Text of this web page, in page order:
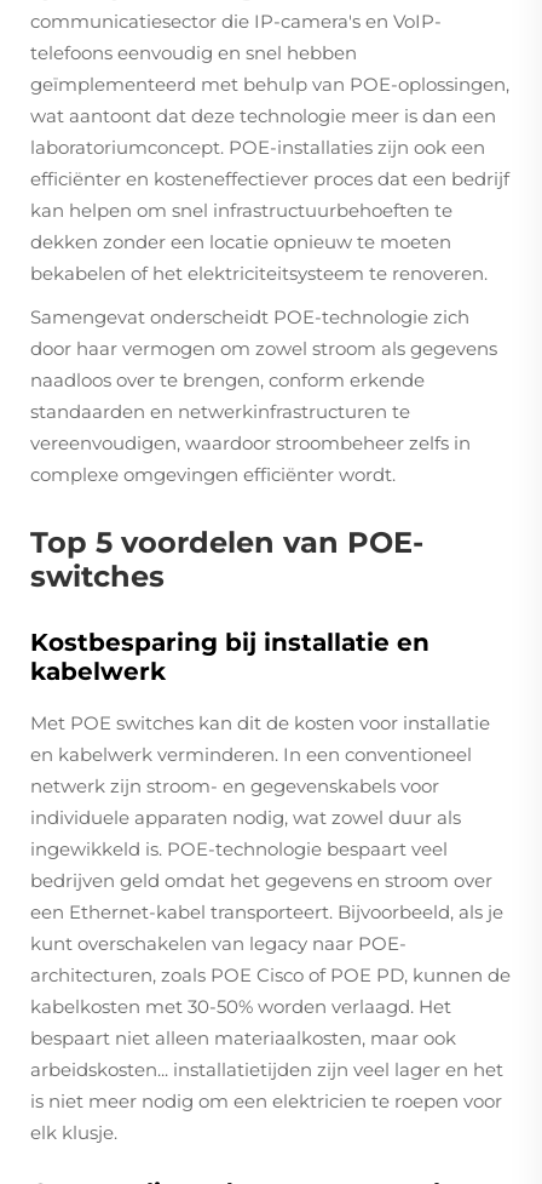
communicatiesector die IP-camera's en VoIP-
telefoons eenvoudig en snel hebben
geïmplementeerd met behulp van POE-oplossingen,
wat aantoont dat deze technologie meer is dan een
laboratoriumconcept. POE-installaties zijn ook een
efficiënter en kosteneffectiever proces dat een bedrijf
kan helpen om snel infrastructuurbehoeften te
dekken zonder een locatie opnieuw te moeten
bekabelen of het elektriciteitsysteem te renoveren.
Samengevat onderscheidt POE-technologie zich
door haar vermogen om zowel stroom als gegevens
naadloos over te brengen, conform erkende
standaarden en netwerkinfrastructuren te
vereenvoudigen, waardoor stroombeheer zelfs in
complexe omgevingen efficiënter wordt.
Top 5 voordelen van POE-
switches
Kostbesparing bij installatie en
kabelwerk
Met POE switches kan dit de kosten voor installatie
en kabelwerk verminderen. In een conventioneel
netwerk zijn stroom- en gegevenskabels voor
individuele apparaten nodig, wat zowel duur als
ingewikkeld is. POE-technologie bespaart veel
bedrijven geld omdat het gegevens en stroom over
een Ethernet-kabel transporteert. Bijvoorbeeld, als je
kunt overschakelen van legacy naar POE-
architecturen, zoals POE Cisco of POE PD, kunnen de
kabelkosten met 30-50% worden verlaagd. Het
bespaart niet alleen materiaalkosten, maar ook
arbeidskosten... installatietijden zijn veel lager en het
is niet meer nodig om een elektricien te roepen voor
elk klusje.